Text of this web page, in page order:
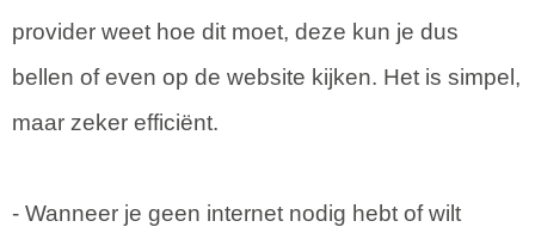
provider weet hoe dit moet, deze kun je dus
bellen of even op de website kijken. Het is simpel,
maar zeker efficiënt.
- Wanneer je geen internet nodig hebt of wilt